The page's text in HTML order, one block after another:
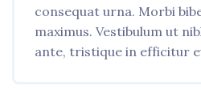
consequat urna. Morbi
maximus. Vestibulum ut
ante, tristique in efficitur